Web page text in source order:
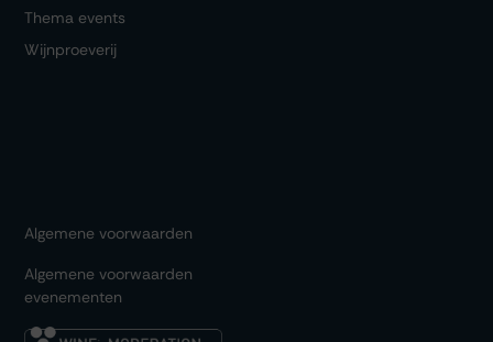
Thema events
Wijnproeverij
Algemene voorwaarden
Algemene voorwaarden
evenementen